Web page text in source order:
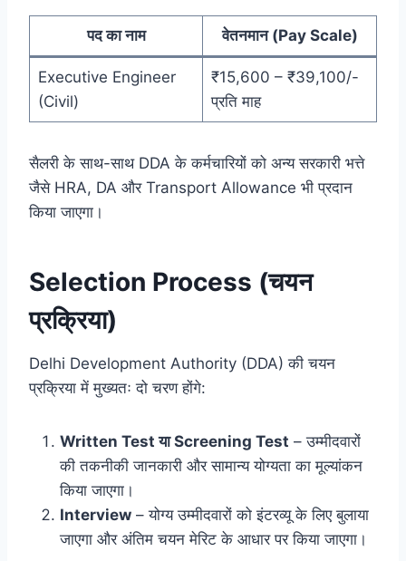
पद का नाम वेतनमान (Pay Scale)
Executive Engineer
(Civil)
₹15,600 – ₹39,100/-
प्रति माह
सैलरी के साथ-साथ DDA के कर्मचारियों को अन्य सरकारी भत्ते
जैसे HRA, DA और Transport Allowance भी प्रदान
किया जाएगा।
Selection Process (चयन
प्रक्रिया)
Delhi Development Authority (DDA) की चयन
प्रक्रिया में मुख्यतः दो चरण होंगे:
Written Test या Screening Test – उम्मीदवारों
की तकनीकी जानकारी और सामान्य योग्यता का मूल्यांकन
किया जाएगा।
Interview – योग्य उम्मीदवारों को इंटरव्यू के लिए बुलाया
जाएगा और अंतिम चयन मेरिट के आधार पर किया जाएगा।